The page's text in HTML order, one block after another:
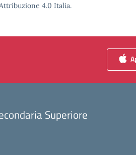
4.0 Italia.
Superiore